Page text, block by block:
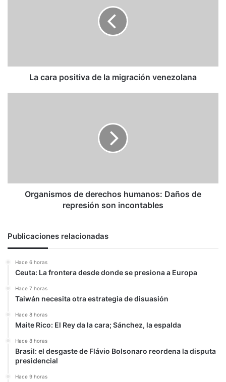
La cara positiva de la migración venezolana
incontables
Organismos de derechos humanos: Daños de
represión son incontables
Publicaciones relacionadas
Hace 6 horas
Ceuta: La frontera desde donde se presiona a Europa
Hace 7 horas
Taiwán necesita otra estrategia de disuasión
Hace 8 horas
Maite Rico: El Rey da la cara; Sánchez, la espalda
Hace 8 horas
Brasil: el desgaste de Flávio Bolsonaro reordena la disputa
presidencial
Hace 9 horas